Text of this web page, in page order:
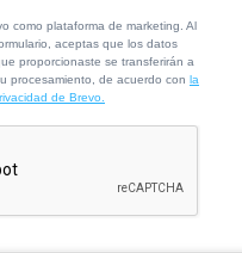
como plataforma de marketing. Al
aceptas que los datos
proporcionaste se transferirán a
procesamiento, de acuerdo con la
de Brevo.